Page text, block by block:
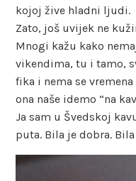
kojoj žive hladni ljudi.
Zato, još uvijek ne
Mnogi kažu kako
vikendima, tu i tamo,
fika i nema se
ona naše idemo “na
Ja sam u Švedskoj
puta. Bila je dobra.